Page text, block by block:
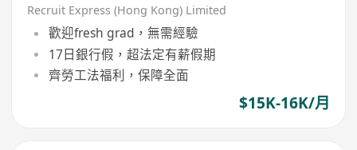
Recruit Express (Hong Kong) Limited
歡迎fresh grad，無需經驗
17日銀行假，超法定有薪假期
齊勞工法福利，保障全面
$15K-16K/月